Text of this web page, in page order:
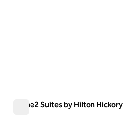
Home2 Suites by Hilton Hickory